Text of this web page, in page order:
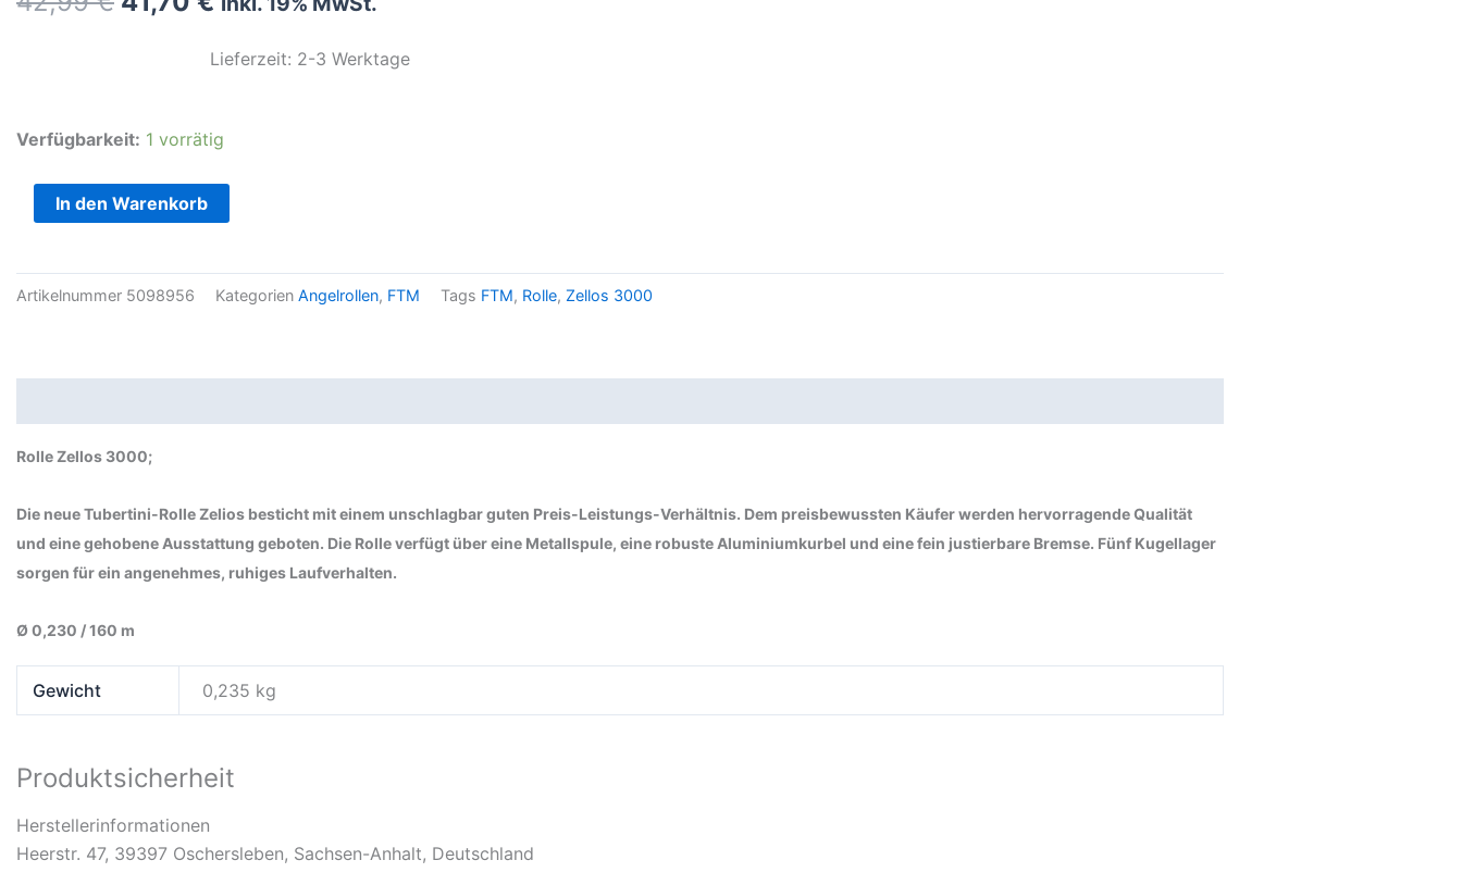
ist:
Lieferzeit: 2-3 Werktage
Verfügbarkeit: 1 vorrätig
Rolle
3000
Menge
In den Warenkorb
Artikelnummer 5098956 Kategorien Angelrollen, FTM Tags FTM, Rolle, Zellos 3000
Rolle Zellos 3000;
Die neue Tubertini-Rolle Zelios besticht mit einem unschlagbar guten Preis-Leistungs-Verhältnis. Dem preisbewussten Käufer werden hervorragende Qualität
und eine gehobene Ausstattung geboten. Die Rolle verfügt über eine Metallspule, eine robuste Aluminiumkurbel und eine fein justierbare Bremse. Fünf Kugellager
sorgen für ein angenehmes, ruhiges Laufverhalten.
Ø 0,230 / 160 m
Gewicht 0,235 kg
Produktsicherheit
Herstellerinformationen
Heerstr. 47, 39397 Oschersleben, Sachsen-Anhalt, Deutschland